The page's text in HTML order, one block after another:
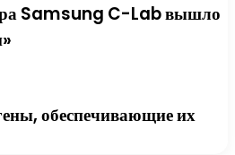
Samsung C-Lab вышло
обеспечивающие их